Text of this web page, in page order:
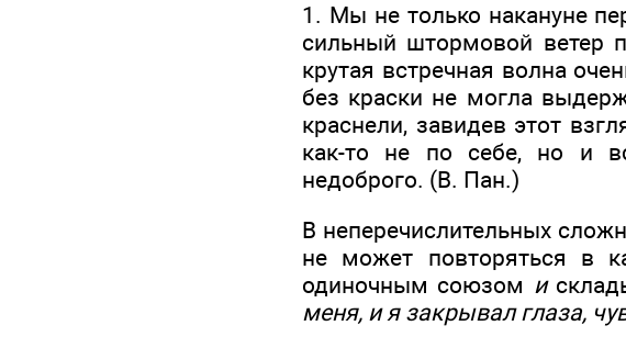
1. Мы не только накануне
сильный штормовой ветер
крутая встречная волна
без краски не могла
краснели, завидев этот
как-то не по себе, но и
недоброго. (В. Пан.)
В неперечислительных
не может повторяться в
одиночным союзом и
меня, и я закрывал глаза,